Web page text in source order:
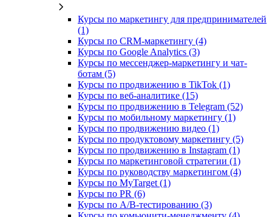
Курсы по маркетингу для предпринимателей
(1)
Курсы по CRM-маркетингу (4)
Курсы по Google Analytics (3)
Курсы по мессенджер-маркетингу и чат-
ботам (5)
Курсы по продвижению в TikTok (1)
Курсы по веб-аналитике (15)
Курсы по продвижению в Telegram (52)
Курсы по мобильному маркетингу (1)
Курсы по продвижению видео (1)
Курсы по продуктовому маркетингу (5)
Курсы по продвижению в Instagram (1)
Курсы по маркетинговой стратегии (1)
Курсы по руководству маркетингом (4)
Курсы по MyTarget (1)
Курсы по PR (6)
Курсы по A/B-тестированию (3)